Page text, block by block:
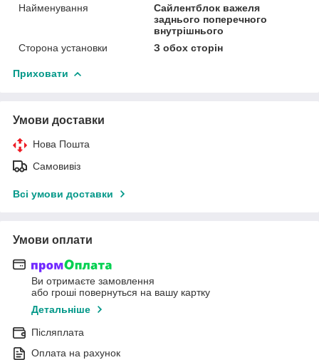
Найменування
Сайлентблок важеля
заднього поперечного
внутрішнього
Сторона установки
З обох сторін
Приховати
Умови доставки
Нова Пошта
Самовивіз
Всі умови доставки
Умови оплати
Ви отримаєте замовлення
або гроші повернуться на вашу картку
Детальніше
Післяплата
Оплата на рахунок